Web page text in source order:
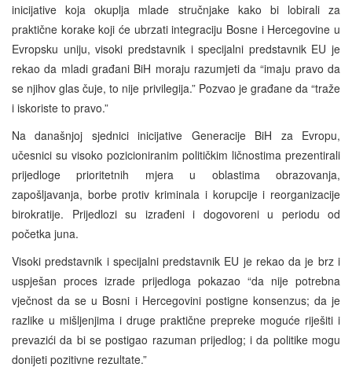
inicijative koja okuplja mlade stručnjake kako bi lobirali za
praktične korake koji će ubrzati integraciju Bosne i Hercegovine u
Evropsku uniju, visoki predstavnik i specijalni predstavnik EU je
rekao da mladi građani BiH moraju razumjeti da “imaju pravo da
se njihov glas čuje, to nije privilegija.” Pozvao je građane da “traže
i iskoriste to pravo.”
Na današnjoj sjednici inicijative Generacije BiH za Evropu,
učesnici su visoko pozicioniranim političkim ličnostima prezentirali
prijedloge prioritetnih mjera u oblastima obrazovanja,
zapošljavanja, borbe protiv kriminala i korupcije i reorganizacije
birokratije. Prijedlozi su izrađeni i dogovoreni u periodu od
početka juna.
Visoki predstavnik i specijalni predstavnik EU je rekao da je brz i
uspješan proces izrade prijedloga pokazao “da nije potrebna
vječnost da se u Bosni i Hercegovini postigne konsenzus; da je
razlike u mišljenjima i druge praktične prepreke moguće riješiti i
prevazići da bi se postigao razuman prijedlog; i da politike mogu
donijeti pozitivne rezultate.”